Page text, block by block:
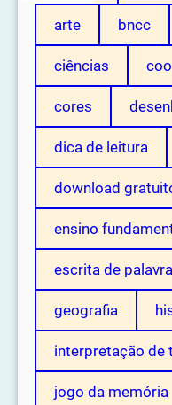
arte bncc
ciências
cores
dica de leitura
download
ensino
escrita de
geografia
interpretação de
jogo da memória